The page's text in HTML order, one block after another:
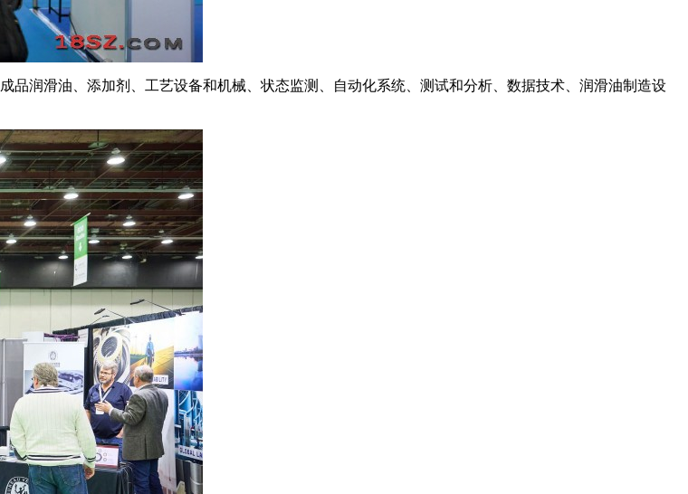
润滑油、添加剂、工艺设备和机械、状态监测、自动化系统、测试和分析、数据技术、润滑油制造设